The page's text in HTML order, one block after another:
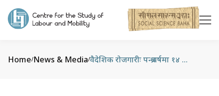
Home/News & Media/ वैदेशिक रोजगारीः पन्ध्र वर्षमा १४ हजार बढीको मृत्यु